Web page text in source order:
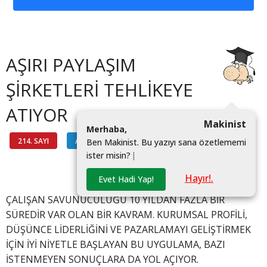
AŞIRI PAYLAŞIM
ŞİRKETLERİ TEHLİKEYE
ATIYOR
214. SAYI AKTÜEL TEKNOLOJİ #DIJITAL DÜNYA
Makinist
Merhaba,
Ben Makinist. Bu yazıyı sana özetlememi
ister misin? |
Evet Hadi Yap!
Hayır!.
ÇALIŞAN SAVUNUCULUĞU 10 YILDAN FAZLA BİR
SÜREDİR VAR OLAN BİR KAVRAM. KURUMSAL PROFİLİ,
DÜŞÜNCE LİDERLİĞİNİ VE PAZARLAMAYI GELİŞTİRMEK
İÇİN İYİ NİYETLE BAŞLAYAN BU UYGULAMA, BAZI
İSTENMEYEN SONUÇLARA DA YOL AÇIYOR.